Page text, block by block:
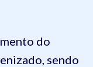
do
sendo